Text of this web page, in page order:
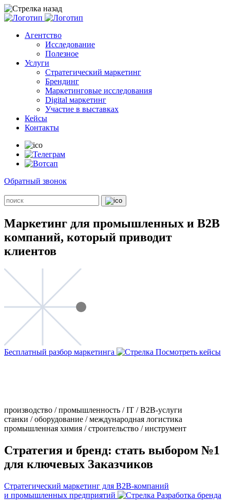
Агентство
Исследование
Полезное
Услуги
Стратегический маркетинг
Брендинг
Маркетинговые исследования
Digital маркетинг
Участие в выставках
Кейсы
Контакты
Обратный звонок
Маркетинг для промышленных и В2В
компаний, который приводит
клиентов
Бесплатный разбор маркетинга Посмотреть кейсы
производство / промышленность / IT / B2B-услуги
станки / оборудование / международная логистика
промышленная химия / строительство / инструмент
Стратегия и бренд: стать выбором №1
для ключевых Заказчиков
Стратегический маркетинг для B2B‑компаний
и промышленных предприятий
Разработка бренда